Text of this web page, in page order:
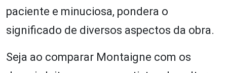
paciente e minuciosa, pondera o
significado de diversos aspectos da obra.
Seja ao comparar Montaigne com os